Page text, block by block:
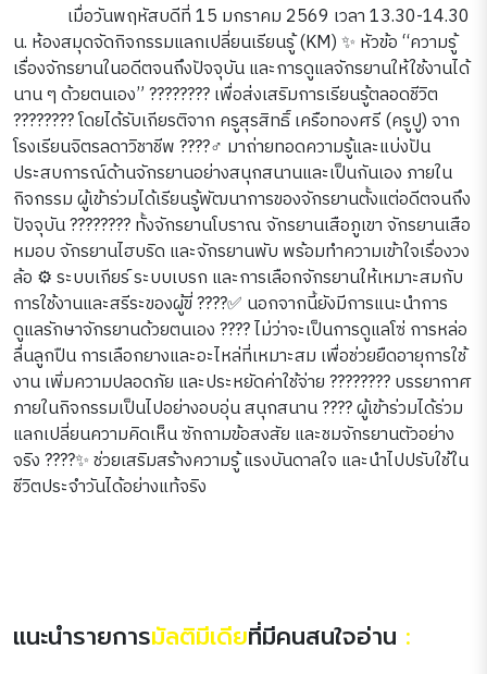
เมื่อวันพฤหัสบดีที่ 15 มกราคม 2569 เวลา 13.30-14.30
น. ห้องสมุดจัดกิจกรรมแลกเปลี่ยนเรียนรู้ (KM) ✨ หัวข้อ “ความรู้
เรื่องจักรยานในอดีตจนถึงปัจจุบัน และการดูแลจักรยานให้ใช้งานได้
นาน ๆ ด้วยตนเอง” ???????? เพื่อส่งเสริมการเรียนรู้ตลอดชีวิต
???????? โดยได้รับเกียรติจาก ครูสุรสิทธิ์ เครือทองศรี (ครูปู) จาก
โรงเรียนจิตรลดาวิชาชีพ ????‍♂️ มาถ่ายทอดความรู้และแบ่งปัน
ประสบการณ์ด้านจักรยานอย่างสนุกสนานและเป็นกันเอง ภายใน
กิจกรรม ผู้เข้าร่วมได้เรียนรู้พัฒนาการของจักรยานตั้งแต่อดีตจนถึง
ปัจจุบัน ????️???? ทั้งจักรยานโบราณ จักรยานเสือภูเขา จักรยานเสือ
หมอบ จักรยานไฮบริด และจักรยานพับ พร้อมทำความเข้าใจเรื่องวง
ล้อ ⚙️ ระบบเกียร์ ระบบเบรก และการเลือกจักรยานให้เหมาะสมกับ
การใช้งานและสรีระของผู้ขี่ ????✅ นอกจากนี้ยังมีการแนะนำการ
ดูแลรักษาจักรยานด้วยตนเอง ????️ ไม่ว่าจะเป็นการดูแลโซ่ การหล่อ
ลื่นลูกปืน การเลือกยางและอะไหล่ที่เหมาะสม เพื่อช่วยยืดอายุการใช้
งาน เพิ่มความปลอดภัย และประหยัดค่าใช้จ่าย ???????? บรรยากาศ
ภายในกิจกรรมเป็นไปอย่างอบอุ่น สนุกสนาน ???? ผู้เข้าร่วมได้ร่วม
แลกเปลี่ยนความคิดเห็น ซักถามข้อสงสัย และชมจักรยานตัวอย่าง
จริง ????✨ ช่วยเสริมสร้างความรู้ แรงบันดาลใจ และนำไปปรับใช้ใน
ชีวิตประจำวันได้อย่างแท้จริง
แนะนำรายการมัลติมีเดียที่มีคนสนใจอ่าน :